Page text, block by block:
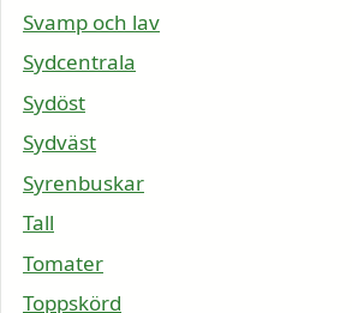
Svamp och lav
Sydcentrala
Sydöst
Sydväst
Syrenbuskar
Tall
Tomater
Toppskörd